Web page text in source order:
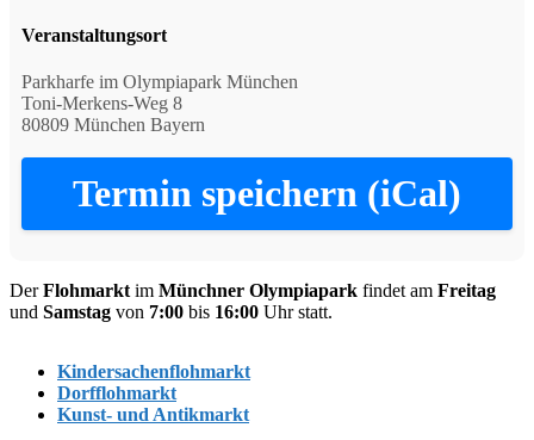
Veranstaltungsort
Parkharfe im Olympiapark München
Toni-Merkens-Weg 8
80809 München Bayern
Termin speichern (iCal)
DerFlohmarkt im Münchner Olympiapark findet am Freitag
und Samstag von 7:00 bis 16:00 Uhr statt.
Kindersachenflohmarkt
Dorfflohmarkt
Kunst- und Antikmarkt